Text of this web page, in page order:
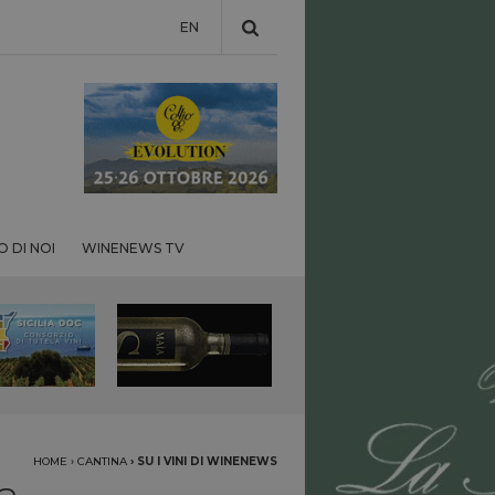
EN
DI NOI WINENEWS TV
HOME › CANTINA › SU I VINI DI WINENEWS